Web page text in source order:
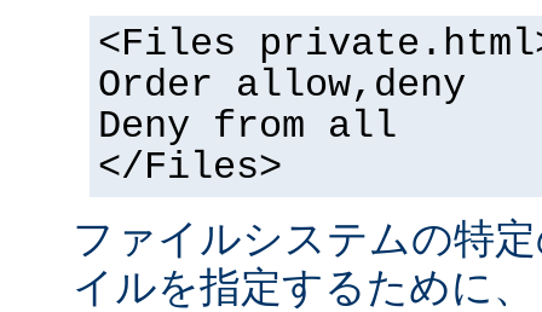
<Files
Order allow,deny
Deny from all
</Files>
ファイルシステムの特
イルを指定するために